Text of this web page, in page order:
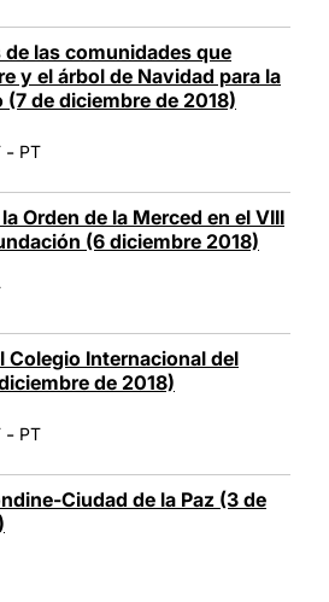
las comunidades que
y el árbol de Navidad para la
(7 de diciembre de 2018)
- PT
Orden de la Merced en el VIII
(6 diciembre 2018)
Colegio Internacional del
de 2018)
- PT
Ciudad de la Paz (3 de